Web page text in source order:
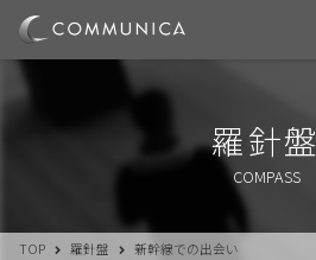
羅針盤
COMPASS
TOP 羅針盤 新幹線での出会い